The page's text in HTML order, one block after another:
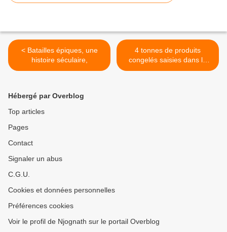
< Batailles épiques, une
histoire séculaire,
4 tonnes de produits
congelés saisies dans le
Sud-Ouest >
Hébergé par Overblog
Top articles
Pages
Contact
Signaler un abus
C.G.U.
Cookies et données personnelles
Préférences cookies
Voir le profil de Njognath sur le portail Overblog